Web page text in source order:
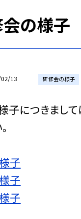
会の様子
13 研修会の様子
子につきまして
子
子
子